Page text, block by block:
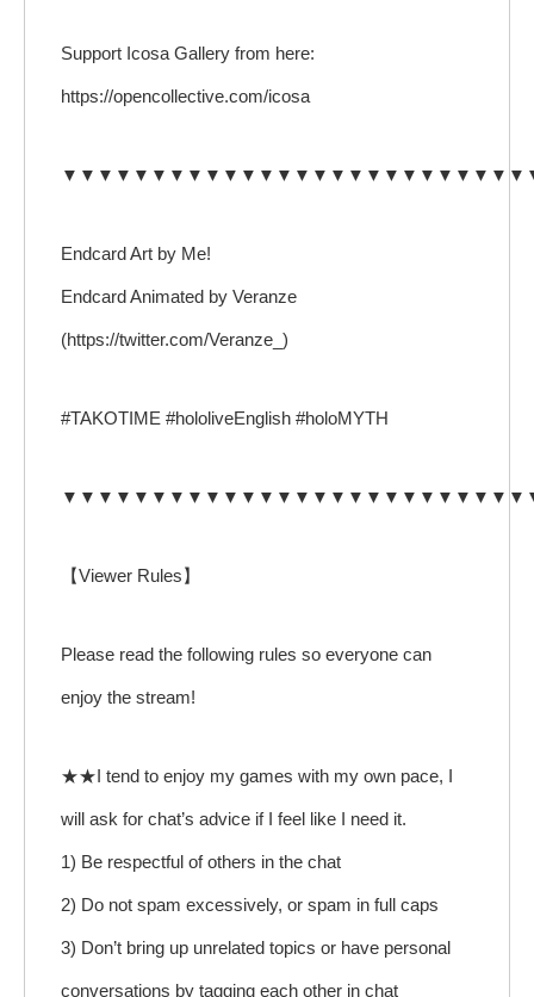
Support Icosa Gallery from here:
https://opencollective.com/icosa
Endcard Art by Me!
Endcard Animated by Veranze
(https://twitter.com/Veranze_)
#TAKOTIME #hololiveEnglish #holoMYTH
【Viewer Rules】
Please read the following rules so everyone can
enjoy the stream!
★★I tend to enjoy my games with my own pace, I
will ask for chat’s advice if I feel like I need it.
1) Be respectful of others in the chat
2) Do not spam excessively, or spam in full caps
3) Don’t bring up unrelated topics or have personal
conversations by tagging each other in chat